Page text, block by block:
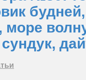
море